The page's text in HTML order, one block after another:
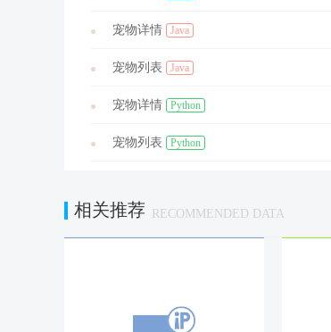
宠物详情 Java
宠物列表 Java
宠物详情 Python
宠物列表 Python
相关推荐 RECOMMENDED DATA